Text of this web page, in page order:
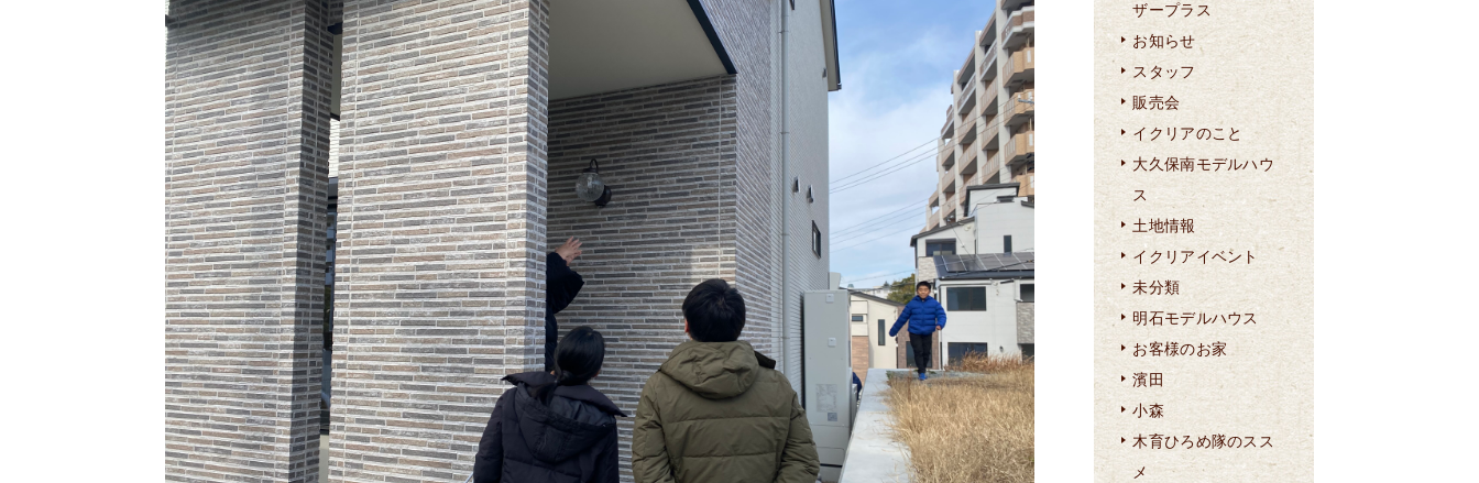
ザープラス
お知らせ
スタッフ
販売会
イクリアのこと
大久保南モデルハウ
ス
土地情報
イクリアイベント
未分類
明石モデルハウス
お客様のお家
濱田
小森
木育ひろめ隊のスス
メ